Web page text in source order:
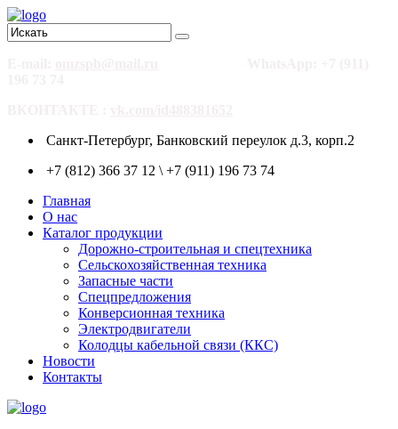
Санкт-Петербург, Банковский переулок д.3, корп.2
+7 (812) 366 37 12 \ +7 (911) 196 73 74
Главная
О нас
Каталог продукции
Дорожно-строительная и спецтехника
Сельскохозяйственная техника
Запасные части
Спецпредложения
Конверсионная техника
Электродвигатели
Колодцы кабельной связи (ККС)
Новости
Контакты